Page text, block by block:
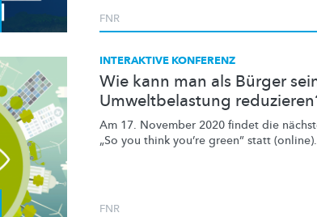
FNR
INTERAKTIVE KONFERENZ
Wie kann man als Bürger
Umweltbelastung
Am 17. November 2020 findet die
„So you think you’re green” statt
FNR